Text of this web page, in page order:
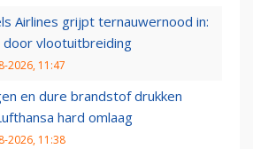
Airlines grijpt ternauwernood in:
vlootuitbreiding
2026, 11:47
en dure brandstof drukken
hard omlaag
2026, 11:38